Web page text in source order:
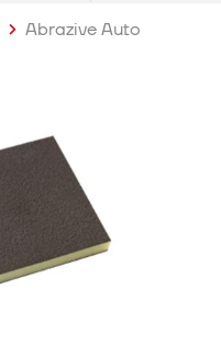
Abrazive Auto